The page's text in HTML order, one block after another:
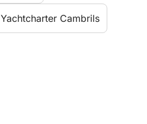
Yachtcharter Cambrils